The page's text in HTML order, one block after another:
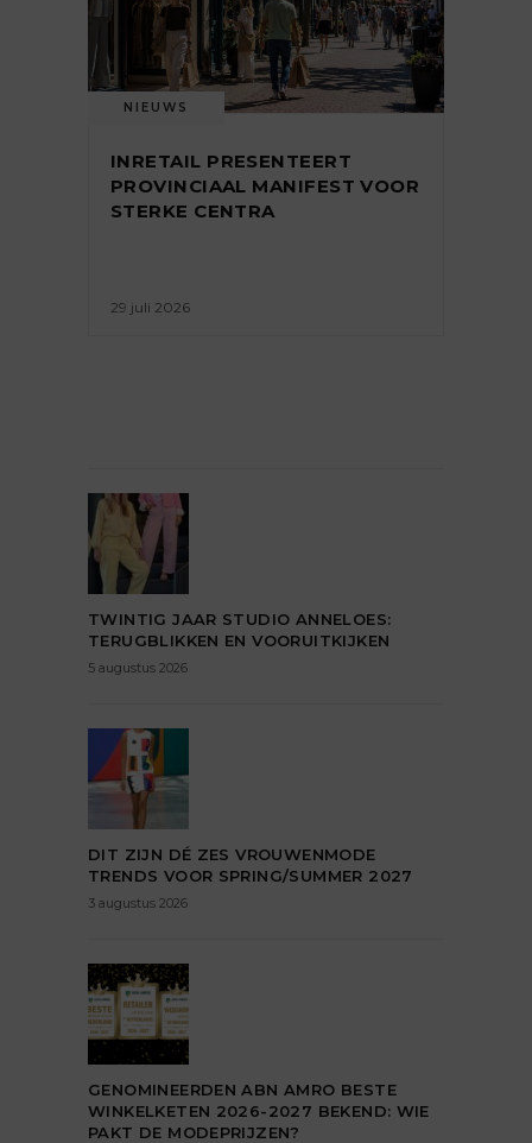
NIEUWS
INRETAIL PRESENTEERT
PROVINCIAAL MANIFEST VOOR
STERKE CENTRA
29 juli 2026
TWINTIG JAAR STUDIO ANNELOES:
TERUGBLIKKEN EN VOORUITKIJKEN
5 augustus 2026
DIT ZIJN DÉ ZES VROUWENMODE
TRENDS VOOR SPRING/SUMMER 2027
3 augustus 2026
GENOMINEERDEN ABN AMRO BESTE
WINKELKETEN 2026-2027 BEKEND: WIE
PAKT DE MODEPRIJZEN?